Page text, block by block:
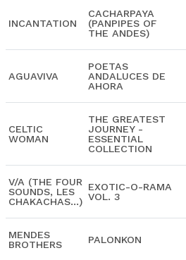
INCANTATION
CACHARPAYA
(PANPIPES OF
THE ANDES)
AGUAVIVA
POETAS
ANDALUCES DE
AHORA
CELTIC
WOMAN
THE GREATEST
JOURNEY -
ESSENTIAL
COLLECTION
V/A (THE FOUR
SOUNDS, LES
CHAKACHAS...)
EXOTIC-O-RAMA
VOL. 3
MENDES
BROTHERS
PALONKON